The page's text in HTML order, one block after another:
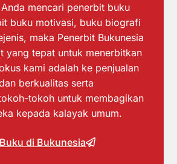
mencari penerbit buku
buku motivasi, buku biografi
maka Penerbit Bukunesia
yang tepat untuk menerbitkan
kami adalah ke penjualan
berkualitas serta
tokoh untuk membagikan
kepada kalayak umum.
di Bukunesia